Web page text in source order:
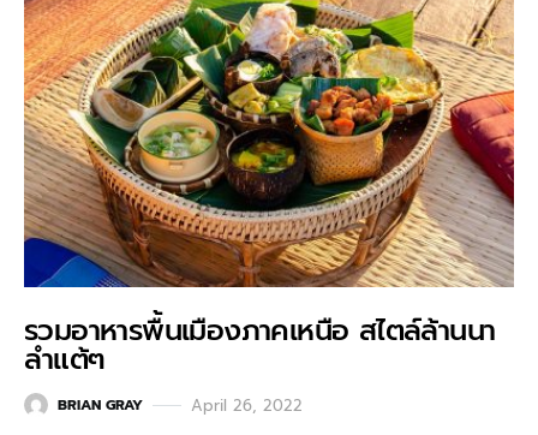
รวมอาหารพื้นเมืองภาคเหนือ สไตล์ล้านนา
ลำแต้ๆ
BRIAN GRAY April 26, 2022